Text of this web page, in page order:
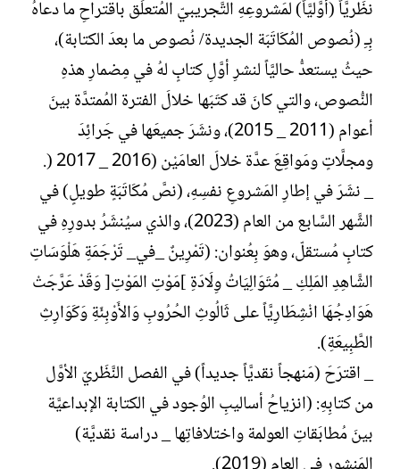
نظَريَّاً (أوَّليَّاً) لمَشروعِهِ التَّجريبيّ المُتعلِّق باقتراحِ ما دعاهُ
بِـِ (نُصوص المُكَاتَبَة الجديدة/ نُصوص ما بعدَ الكتابة)،
حيثُ يستعدُّ حاليَّاً لنشرِ أوَّلِ كتابٍ لهُ في مِضمارِ هذهِ
النُّصوص، والتي كانَ قد كتَبَها خلالَ الفترة المُمتدَّة بينَ
أعوام (2011 _ 2015)، ونشَرَ جميعَها في جَرائِدَ
ومجلَّاتٍ ومَواقِعَ عدَّة خلالَ العامَيْن (2016 _ 2017 (.
_ نشَرَ في إطارِ المَشروعِ نفسِهِ، (نصَّ مُكَاتَبَةٍ طويلٍ) في
الشَّهر السَّابع من العام (2023)، والذي سيُنشَرُ بدورِهِ في
كتابٍ مُستقلّ، وهوَ بِعُنوان: (تَمْرِينٌ _في_ تَرْجَمَةِ هَلْوَسَاتِ
الشَّاهِدِ المَلِكِ _ مُتَوَالِيَاتُ وِلَادَةِ ]مَوْتِ المَوْتِ[ وَقَدْ عَرَّجَتْ
هَوَادِجُهَا انْشِطَارِيَّاً على ثَالُوثِ الحُرُوبِ وَالأَوْبِئَةِ وَكَوَارِثِ
الطَّبِيعَةِ).
_ اقترَحَ (مَنهجاً نقديَّاً جديداً) في الفصل النَّظَريّ الأوَّل
من كتابِهِ: (انزياحُ أساليبِ الوُجود في الكتابة الإبداعيَّة
بينَ مُطابَقاتِ العولمة واختلافاتِها _ دراسة نقديَّة)